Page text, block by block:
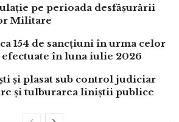
pe perioada desfășurării
Militare
154 de sancțiuni în urma celor
efectuate în luna iulie 2026
și plasat sub control judiciar
și tulburarea liniștii publice